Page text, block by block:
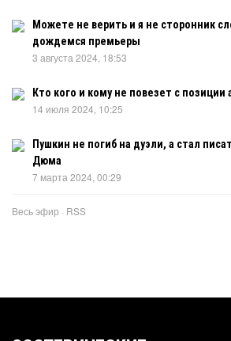
Можете не верить и я не сторонник
дождемся премьеры
3 августа 2024, 18:53
Кто кого и кому не повезет с позиции
14 июля 2024, 10:25
Пушкин не погиб на дуэли, а стал
Дюма
7 марта 2024, 00:29
Весь эфир · RSS